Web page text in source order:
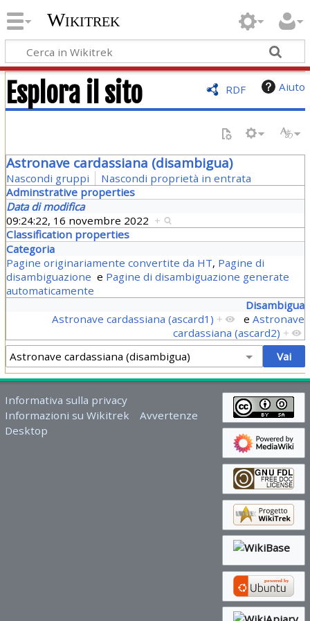
Wikitrek
RDF Aiuto
Esplora il sito
Astronave cardassiana (disambigua)
Nascondi gruppi
Nascondi proprietà in entrata
Adminstrative properties
Data di modifica
09:24:22, 16 novembre 2022 +
Classification properties
Categoria
Pagine originariamente convertite da HT, Pagine di
disambiguazione e Pagine di disambiguazione generate
automaticamente
Disambigua
Astronave cardassiana (ascard1) + eAstronave
cardassiana (ascard2) +
Informativa sulla privacy
Informazioni su Wikitrek
Avvertenze
Desktop